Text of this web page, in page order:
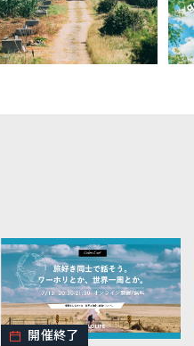
開催終了